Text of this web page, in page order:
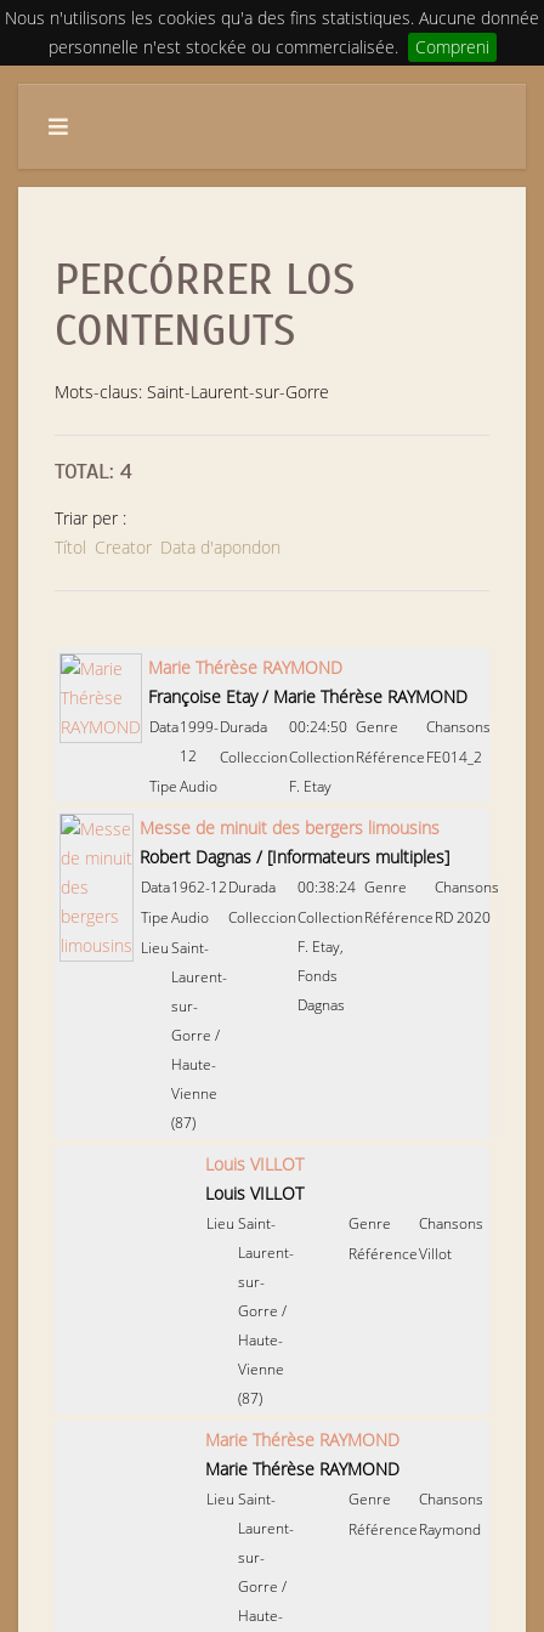
Nous n'utilisons les cookies qu'a des fins statistiques. Aucune donnée
personnelle n'est stockée ou commercialisée.
Compreni
PERCÓRRER LOS
CONTENGUTS
Mots-claus: Saint-Laurent-sur-Gorre
TOTAL: 4
Triar per :
Títol Creator Data d'apondon
Marie Thérèse RAYMOND
Françoise Etay/ Marie Thérèse RAYMOND
Data1999-
12
TipeAudio
Durada
00:24:50
ColleccionCollection
F. Etay
Genre
Chansons
RéférenceFE014_2
Messe de minuit des bergers limousins
Robert Dagnas / [Informateurs multiples]
Data1962-12
TipeAudio
LieuSaint-
Laurent-
sur-
Gorre /
Haute-
Vienne
(87)
Durada
00:38:24
ColleccionCollection
F. Etay,
Fonds
Dagnas
Genre
Chansons
RéférenceRD 2020
Louis VILLOT
Louis VILLOT
Lieu Saint-
Laurent-
sur-
Gorre /
Haute-
Vienne
(87)
Genre
Chansons
RéférenceVillot
Marie Thérèse RAYMOND
Marie Thérèse RAYMOND
Lieu Saint-
Laurent-
sur-
Gorre /
Haute-
Genre
Chansons
RéférenceRaymond